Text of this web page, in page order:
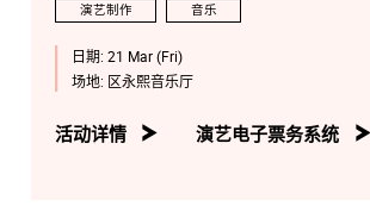
演艺制作 音乐
日期: 21 Mar (Fri)
场地: 区永熙音乐厅
活动详情 演艺电子票务系统